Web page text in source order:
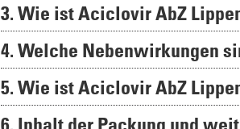
3. Wie ist Aciclovir AbZ
4. Welche Nebenwirkungen
5. Wie ist Aciclovir AbZ
6. Inhalt der Packung und